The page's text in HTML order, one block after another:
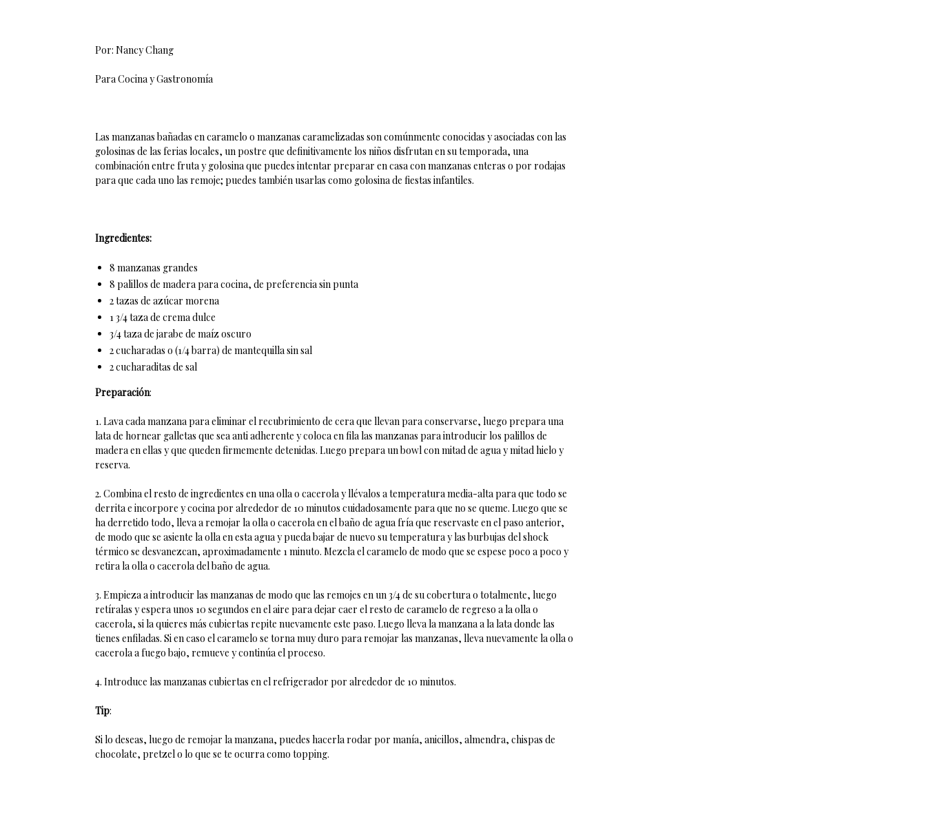
Por: Nancy Chang
Para Cocina y Gastronomía
Las manzanas bañadas en caramelo o manzanas caramelizadas son comúnmente conocidas y asociadas con las
golosinas de las ferias locales, un postre que definitivamente los niños disfrutan en su temporada, una
combinación entre fruta y golosina que puedes intentar preparar en casa con manzanas enteras o por rodajas
para que cada uno las remoje; puedes también usarlas como golosina de fiestas infantiles.
Ingredientes:
8 manzanas grandes
8 palillos de madera para cocina, de preferencia sin punta
2 tazas de azúcar morena
1 3/4 taza de crema dulce
3/4 taza de jarabe de maíz oscuro
2 cucharadas o (1/4 barra) de mantequilla sin sal
2 cucharaditas de sal
Preparación:
1. Lava cada manzana para eliminar el recubrimiento de cera que llevan para conservarse, luego prepara una
lata de hornear galletas que sea anti adherente y coloca en fila las manzanas para introducir los palillos de
madera en ellas y que queden firmemente detenidas. Luego prepara un bowl con mitad de agua y mitad hielo y
reserva.
2. Combina el resto de ingredientes en una olla o cacerola y llévalos a temperatura media-alta para que todo se
derrita e incorpore y cocina por alrededor de 10 minutos cuidadosamente para que no se queme. Luego que se
ha derretido todo, lleva a remojar la olla o cacerola en el baño de agua fría que reservaste en el paso anterior,
de modo que se asiente la olla en esta agua y pueda bajar de nuevo su temperatura y las burbujas del shock
térmico se desvanezcan, aproximadamente 1 minuto. Mezcla el caramelo de modo que se espese poco a poco y
retira la olla o cacerola del baño de agua.
3. Empieza a introducir las manzanas de modo que las remojes en un 3/4 de su cobertura o totalmente, luego
retíralas y espera unos 10 segundos en el aire para dejar caer el resto de caramelo de regreso a la olla o
cacerola, si la quieres más cubiertas repite nuevamente este paso. Luego lleva la manzana a la lata donde las
tienes enfiladas. Si en caso el caramelo se torna muy duro para remojar las manzanas, lleva nuevamente la olla o
cacerola a fuego bajo, remueve y continúa el proceso.
4. Introduce las manzanas cubiertas en el refrigerador por alrededor de 10 minutos.
Tip:
Si lo deseas, luego de remojar la manzana, puedes hacerla rodar por manía, anicillos, almendra, chispas de
chocolate, pretzel o lo que se te ocurra como topping.